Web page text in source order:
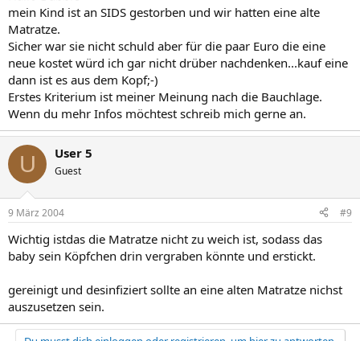
mein Kind ist an SIDS gestorben und wir hatten eine alte
Matratze.
Sicher war sie nicht schuld aber für die paar Euro die eine
neue kostet würd ich gar nicht drüber nachdenken...kauf eine
dann ist es aus dem Kopf;-)
Erstes Kriterium ist meiner Meinung nach die Bauchlage.
Wenn du mehr Infos möchtest schreib mich gerne an.
U User 5
Guest
9 März 2004 #9
Wichtig istdas die Matratze nicht zu weich ist, sodass das
baby sein Köpfchen drin vergraben könnte und erstickt.
gereinigt und desinfiziert sollte an eine alten Matratze nichst
auszusetzen sein.